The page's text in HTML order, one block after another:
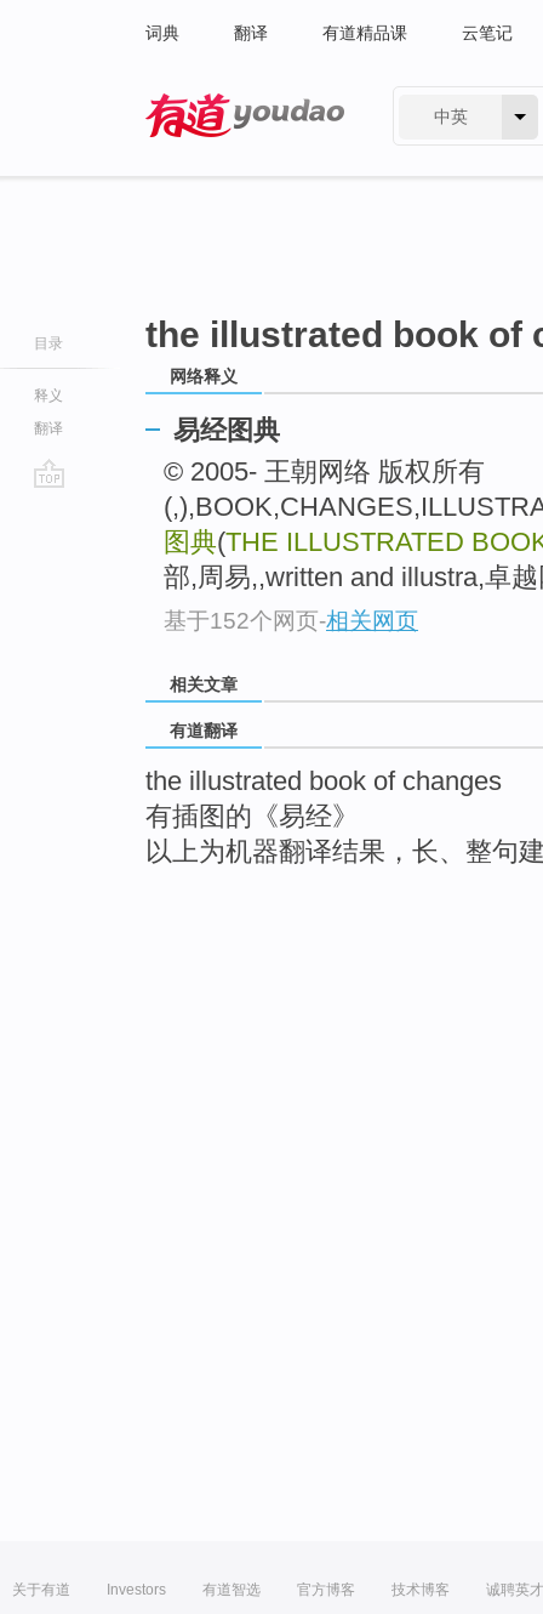
词典 翻译 有道精品课 云笔记
中英
目录
释义
翻译
the illustrated book of
网络释义
易经图典
© 2005- 王朝网络 版权所有
图典(THE ILLUSTRATED
部,周易,,written and illustra,卓
基于152个网页-相关网页
相关文章
有道翻译
the illustrated book of changes
有插图的《易经》
以上为机器翻译结果，长、整句
关于有道 Investors 有道智选 官方博客 技术博客 诚聘英才